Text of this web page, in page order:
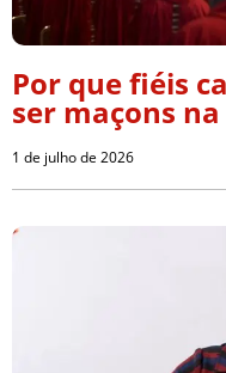
Por que fiéis
ser maçons
1 de julho de 2026